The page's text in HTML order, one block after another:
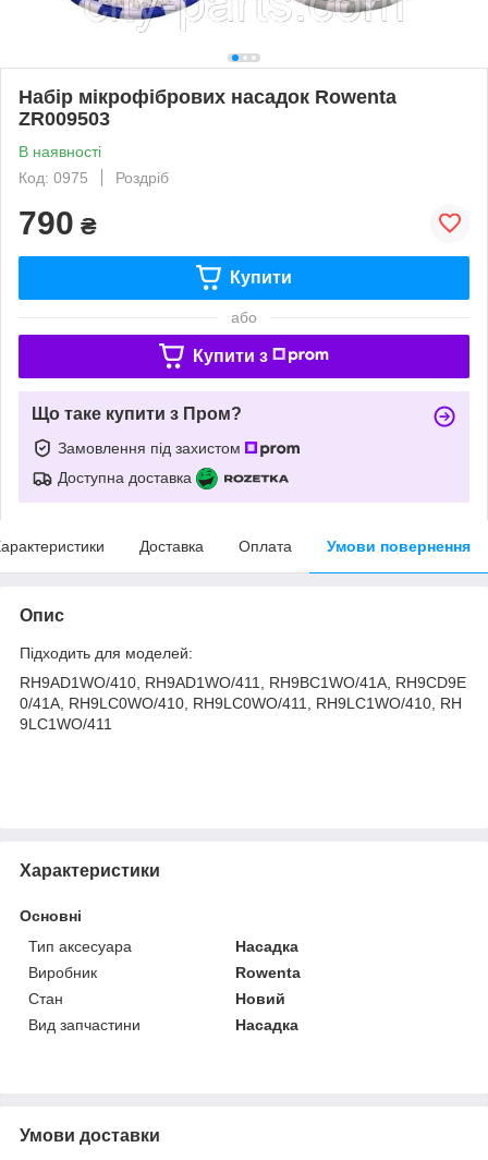
Набір мікрофібрових насадок Rowenta
ZR009503
В наявності
Код: 0975
Роздріб
790 ₴
Купити
або
Купити з
Що таке купити з Пром?
Замовлення під захистом
Доступна доставка
Доставка Оплата Умови повернення
Опис
Підходить для моделей:
RH9AD1WO/410, RH9AD1WO/411, RH9BC1WO/41A, RH9CD9E
0/41A, RH9LC0WO/410, RH9LC0WO/411, RH9LC1WO/410, RH
9LC1WO/411
Характеристики
Основні
Тип аксесуара
Насадка
Виробник
Rowenta
Стан
Новий
Вид запчастини
Насадка
Умови доставки